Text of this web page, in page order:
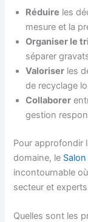
Réduire les
mesure et la
Organiser le tri
séparer
Valoriser les
de recyclage
Collaborer
gestion
Pour approfondir
domaine, le Salon
incontournable
secteur et
Quelles sont les